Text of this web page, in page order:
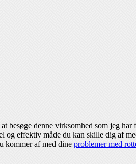
besøge denne virksomhed som jeg
og effektiv måde du kan skille dig af
kommer af med dine problemer med